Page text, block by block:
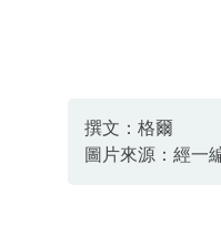
撰文：格爾
圖片來源：經一